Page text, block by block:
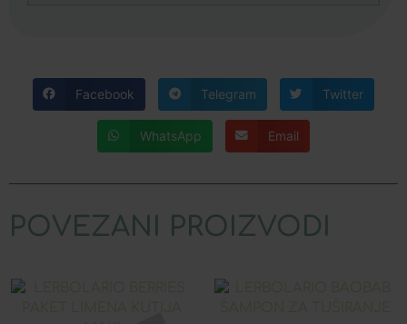
Facebook Telegram Twitter
WhatsApp Email
POVEZANI PROIZVODI